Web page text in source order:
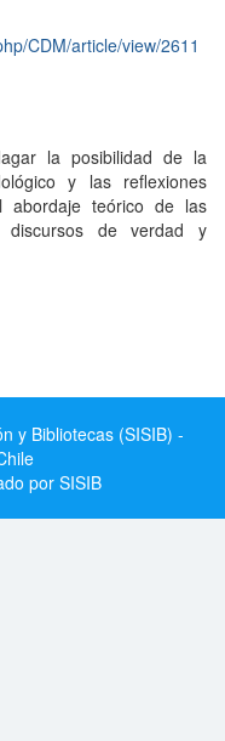
CDM/article/view/2611
la posibilidad de la
y las reflexiones
abordaje teórico de las
discursos de verdad y
y Bibliotecas (SISIB) -
por SISIB